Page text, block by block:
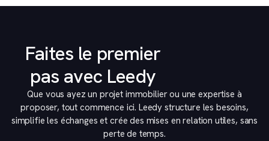
Faites le premier
pas avec Leedy
Que vous ayez un projet immobilier ou une expertise à
proposer, tout commence ici. Leedy structure les besoins,
simplifie les échanges et crée des mises en relation utiles, sans
perte de temps.